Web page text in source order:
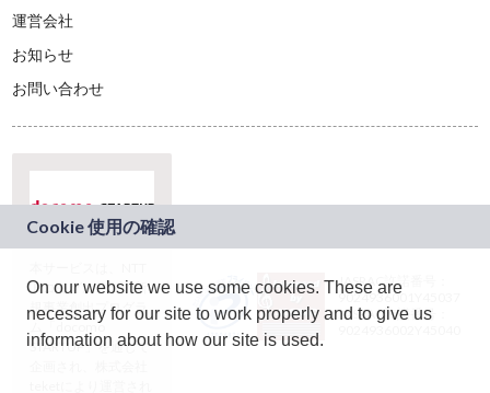
運営会社
お知らせ
お問い合わせ
ドコモグループの新
規事業創出プログラ
ム「docomo
STARTUP」を通じて
JASRAC許諾番号：
9024936001Y45037
JASRAC許諾番号：
On our website we use some cookies. These are
necessary for our site to work properly and to give us
information about how our site is used.